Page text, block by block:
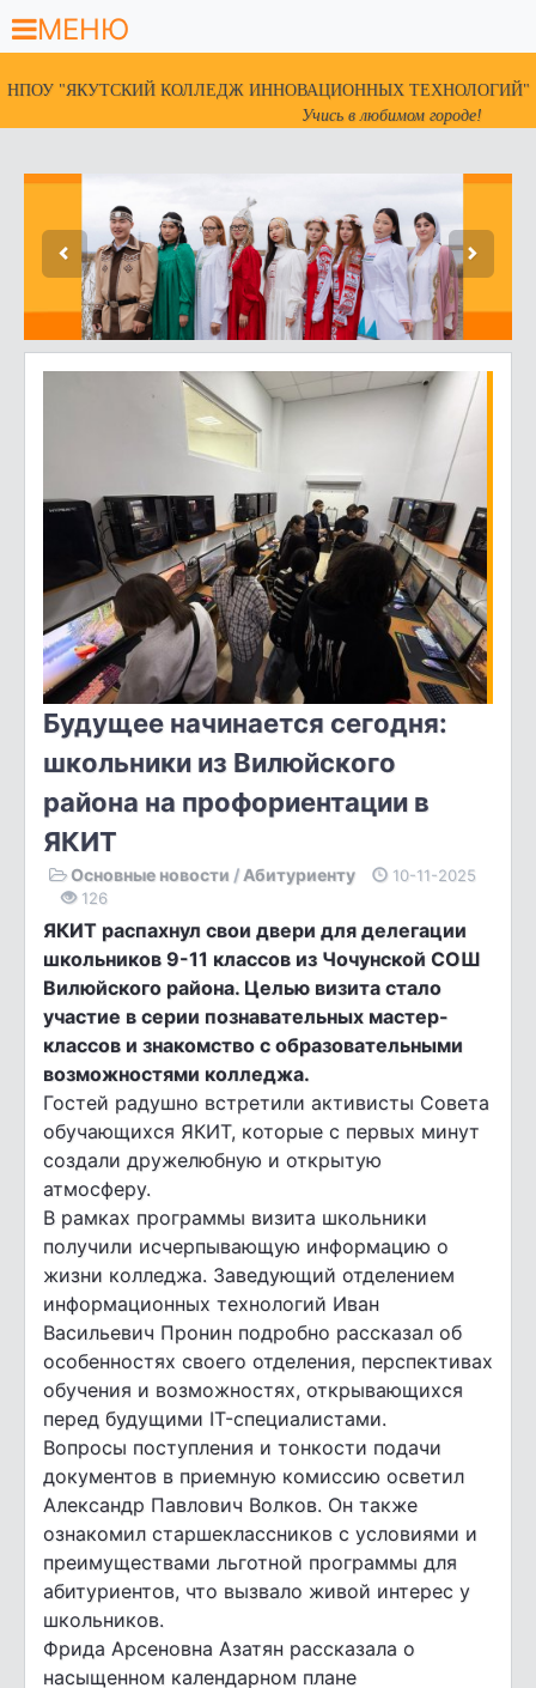
МЕНЮ
НПОУ "ЯКУТСКИЙ КОЛЛЕДЖ ИННОВАЦИОННЫХ ТЕХНОЛОГИЙ"
Учись в любимом городе!
Будущее начинается сегодня:
школьники из Вилюйского
района на профориентации в
ЯКИТ
Основные новости / Абитуриенту
10-11-2025
126
ЯКИТ распахнул свои двери для делегации
школьников 9-11 классов из Чочунской СОШ
Вилюйского района. Целью визита стало
участие в серии познавательных мастер-
классов и знакомство с образовательными
возможностями колледжа.
Гостей радушно встретили активисты Совета
обучающихся ЯКИТ, которые с первых минут
создали дружелюбную и открытую
атмосферу.
В рамках программы визита школьники
получили исчерпывающую информацию о
жизни колледжа. Заведующий отделением
информационных технологий Иван
Васильевич Пронин подробно рассказал об
особенностях своего отделения, перспективах
обучения и возможностях, открывающихся
перед будущими IT-специалистами.
Вопросы поступления и тонкости подачи
документов в приемную комиссию осветил
Александр Павлович Волков. Он также
ознакомил старшеклассников с условиями и
преимуществами льготной программы для
абитуриентов, что вызвало живой интерес у
школьников.
Фрида Арсеновна Азатян рассказала о
насыщенном календарном плане